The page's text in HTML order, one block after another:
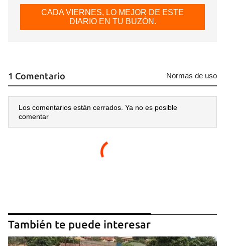
Guardar como favorito
Para poder guardar como favorito, primero has de
iniciar sesión con tu cuenta de 14ymedio.
CADA VIERNES, LO MEJOR DE ESTE
DIARIO EN TU BUZÓN.
1 Comentario Normas de uso
Los comentarios están cerrados. Ya no es posible
comentar
También te puede interesar